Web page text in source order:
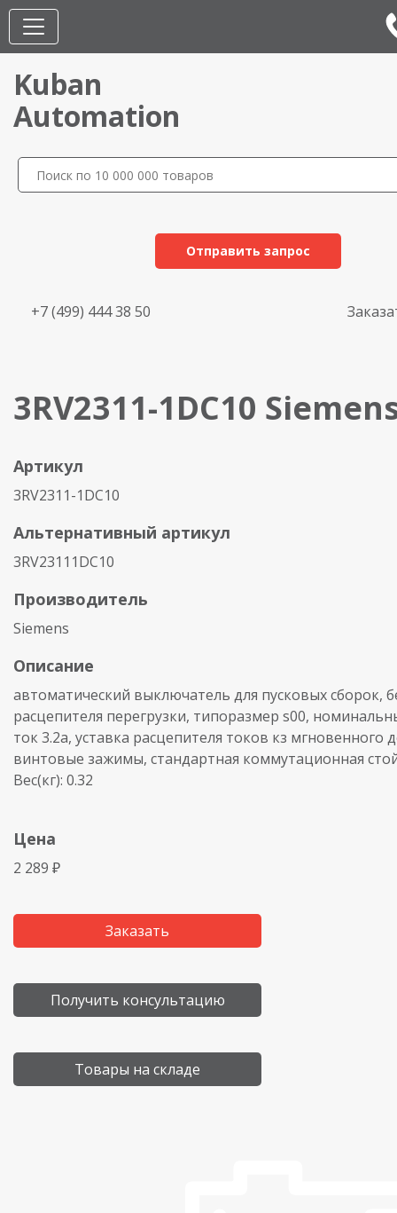
Kuban
Automation
Отправить запрос
+7 (499) 444 38 50
3RV2311-1DC10
Артикул
3RV2311-1DC10
Альтернативный артикул
3RV23111DC10
Производитель
Siemens
Описание
автоматический выключатель для пусковых сборок,
расцепителя перегрузки, типоразмер s00,
ток 3.2a, уставка расцепителя токов кз мгновенного
винтовые зажимы, стандартная коммутационная
Вес(кг): 0.32
Цена
2 289 ₽
Заказать
Получить консультацию
Товары на складе